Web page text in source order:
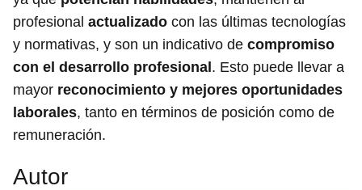
profesional actualizado con las últimas tecnologías
y normativas, y son un indicativo de compromiso
con el desarrollo profesional. Esto puede llevar a
mayor reconocimiento y mejores oportunidades
laborales, tanto en términos de posición como de
remuneración.
Autor